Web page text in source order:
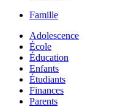
Famille
Adolescence
École
Éducation
Enfants
Étudiants
Finances
Parents